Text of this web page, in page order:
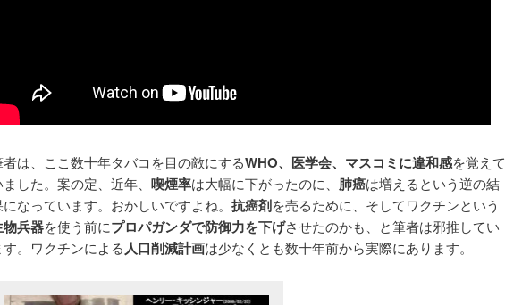
者は、ここ数十年タバコを目の敵にするWHO、医学会、マスコミに違和感を覚えて
ました。案の定、近年、 喫煙率は大幅に下がったのに、 肺癌は増えるという逆の結
なっています。おかしいですよね。 抗癌剤を売るために、そしてワクチンという
物兵器を使う前にプロパガンダで防御力を下げさせたのかも、と筆者は邪推してい
す。ワクチンによる人口削減計画は少なくとも数十年前から実際にあります。